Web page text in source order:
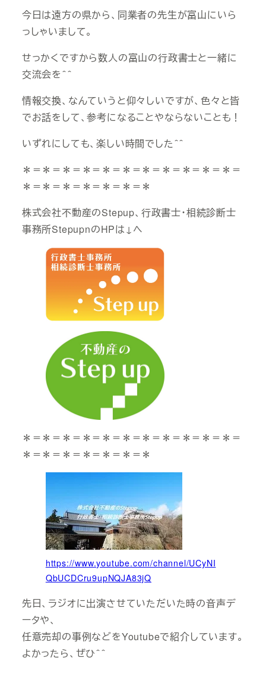
今日は遠方の県から、同業者の先生が富山にいら
っしゃいまして。
せっかくですから数人の富山の行政書士と一緒に
交流会を＾＾
情報交換、なんていうと仰々しいですが、色々と皆
でお話をして、参考になることやならないことも！
いずれにしても、楽しい時間でした＾＾
＊＝＊＝＊＝＊＝＊＝＊＝＊＝＊＝＊＝＊＝＊＝
＊＝＊＝＊＝＊＝＊＝＊＝＊
株式会社不動産のStepup、行政書士・相続診断士
事務所StepupnのHPは↓へ
＊＝＊＝＊＝＊＝＊＝＊＝＊＝＊＝＊＝＊＝＊＝
＊＝＊＝＊＝＊＝＊＝＊＝＊
https://www.youtube.com/channel/UCyNI
QbUCDCru9upNQJA83jQ
先日、ラジオに出演させていただいた時の音声デ
ータや、
任意売却の事例などをYoutubeで紹介しています。
よかったら、ぜひ＾＾